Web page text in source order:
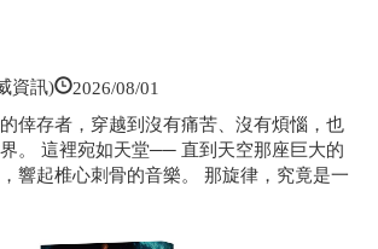
資訊) 2026/08/01
倖存者，穿越到沒有痛苦、沒有煩惱，也
。 這裡宛如天堂── 直到天空那座巨大的
響起椎心刺骨的音樂。 那旋律，究竟是一